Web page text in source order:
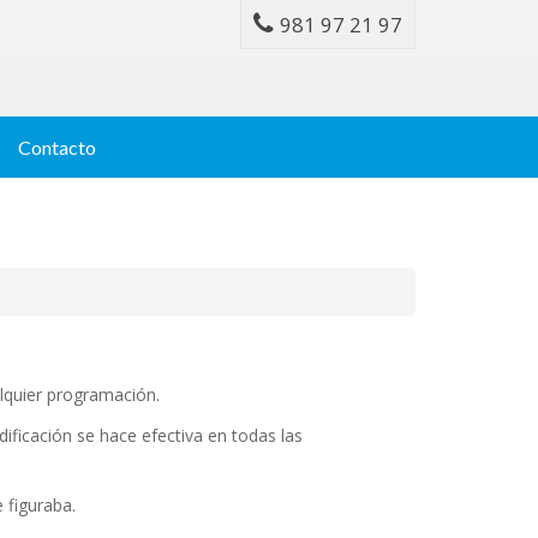
981 97 21 97
Contacto
programación.
se hace efectiva en todas las
figuraba.